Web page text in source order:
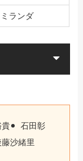
ミランダ
貴
石田彰
藤沙緒里